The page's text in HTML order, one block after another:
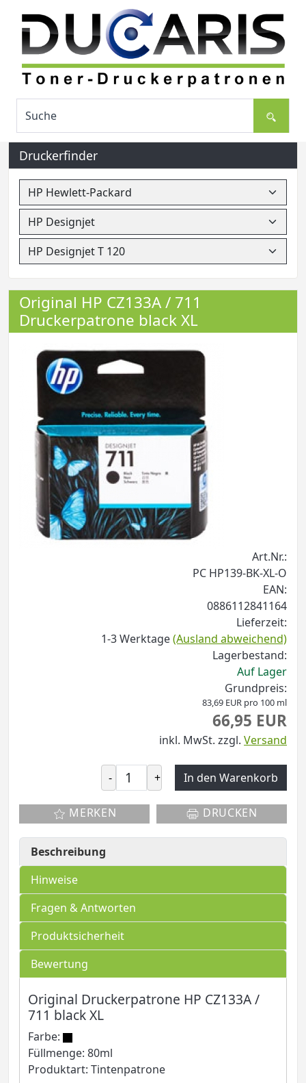
Druckerfinder
Original HP CZ133A / 711
Druckerpatrone black XL
Art.Nr.:
PC HP139-BK-XL-O
EAN:
0886112841164
Lieferzeit:
1-3 Werktage(Ausland abweichend)
Lagerbestand:
Auf Lager
Grundpreis:
83,69 EUR pro 100 ml
66,95 EUR
inkl. MwSt. zzgl. Versand
- + In den Warenkorb
MERKEN DRUCKEN
Beschreibung
Hinweise
Fragen & Antworten
Produktsicherheit
Bewertung
Original Druckerpatrone HP CZ133A /
711 black XL
Farbe:
Füllmenge: 80ml
Produktart: Tintenpatrone